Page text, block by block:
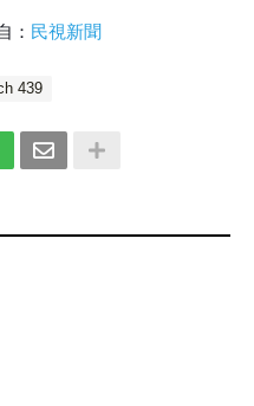
： 民視新聞
439